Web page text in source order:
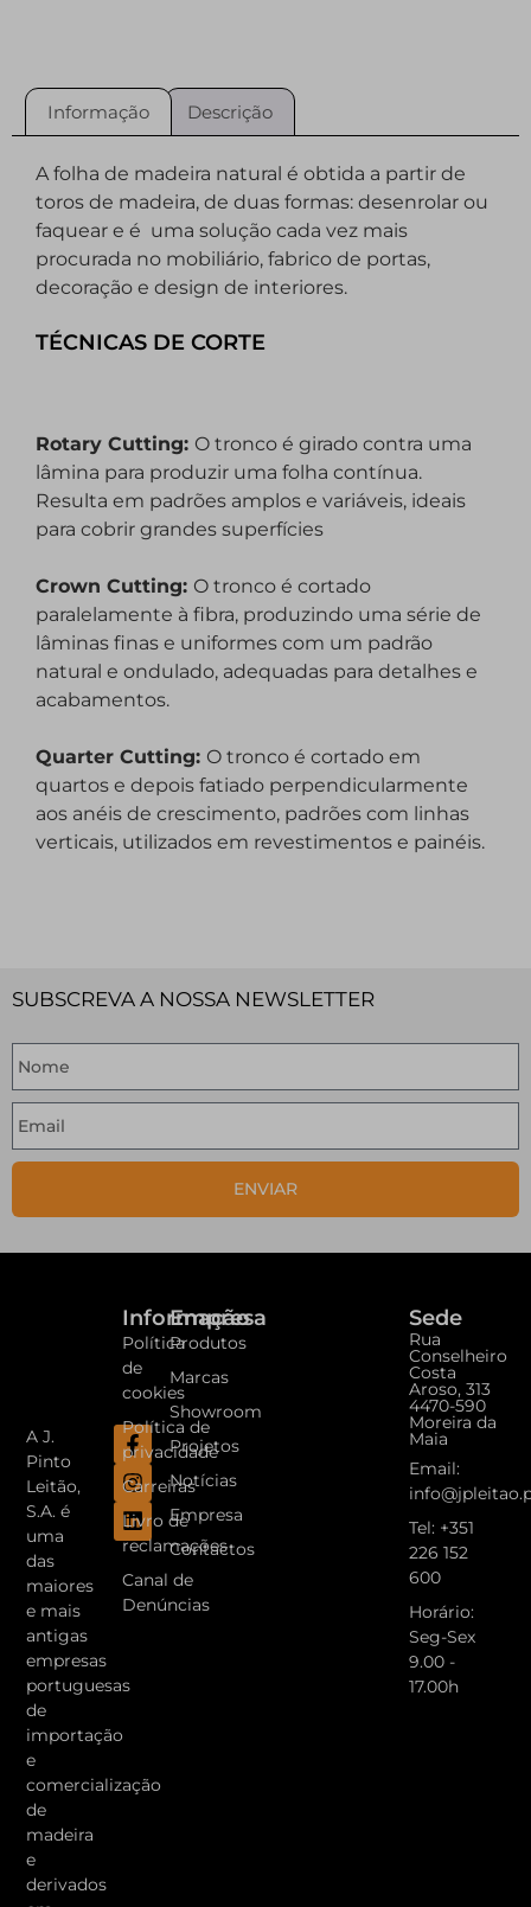
Informação Descrição
A folha de madeira natural é obtida a partir de
toros de madeira, de duas formas: desenrolar ou
faquear e é uma solução cada vez mais
procurada no mobiliário, fabrico de portas,
decoração e design de interiores.
TÉCNICAS DE CORTE
Rotary Cutting: O tronco é girado contra uma
lâmina para produzir uma folha contínua.
Resulta em padrões amplos e variáveis, ideais
para cobrir grandes superfícies
Crown Cutting: O tronco é cortado
paralelamente à fibra, produzindo uma série de
lâminas finas e uniformes com um padrão
natural e ondulado, adequadas para detalhes e
acabamentos.
Quarter Cutting: O tronco é cortado em
quartos e depois fatiado perpendicularmente
aos anéis de crescimento, padrões com linhas
verticais, utilizados em revestimentos e painéis.
SUBSCREVA A NOSSA NEWSLETTER
ENVIAR
A J.
Pinto
Leitão,
S.A. é
uma
das
maiores
e mais
antigas
empresas
portuguesas
de
importação
e
comercialização
de
madeira
e
derivados
Empresa
Produtos
Marcas
Showroom
Projetos
Notícias
Empresa
Contactos
Informação
Política
de
cookies
Política de
privacidade
Carreiras
Livro de
reclamações
Canal de
Denúncias
Sede
Rua
Conselheiro
Costa
Aroso, 313
4470-590
Moreira da
Maia
Email:
Tel: +351
226 152
600
Horário:
Seg-Sex
9.00 -
17.00h